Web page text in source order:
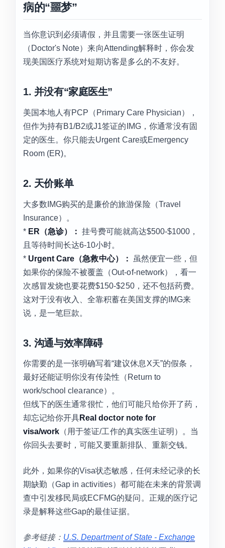
病的“噩梦”
当你意识到必须请假，并且需要一张医生证明
（Doctor's Note）来向Attending解释时，你会发
现美国医疗系统对短期访客是多么的不友好。
1. 并没有“家庭医生”
美国本地人有PCP（Primary Care Physician），
但作为持有B1/B2或J1签证的IMG，你通常没有固
定的医生。你只能去Urgent Care或Emergency
Room (ER)。
2. 天价账单
大多数IMG购买的是廉价的旅游保险（Travel
Insurance）。
* ER（急诊）： 挂号费可能就高达$500-$1000，
且等待时间长达6-10小时。
* Urgent Care（急救中心）：
虽然便宜一些，但
如果你的保险不被覆盖（Out-of-network），看一
次感冒发烧也要花费$150-$250，还不包括药费。
这对于没有收入、全靠积蓄在美国支撑的IMG来
说，是一笔巨款。
3. 沟通与效率障碍
你需要的是一张明确写着“建议休息X天”的假条，
最好还能证明你没有传染性（Return to
work/school clearance）。
但线下的医生通常很忙，他们可能只给你开了药，
却忘记给你开具Real doctor note for
visa/work （用于签证/工作的真实医生证明）。当
你回头去要时，可能又要重新排队、重新交钱。
此外，如果你的Visa状态敏感，任何未经记录的长
期缺勤（Gap in activities）都可能在未来的背景调
查中引发移民局或ECFMG的疑问。正规的医疗记
录是解释这些Gap的最佳证据。
参考链接： U.S. Department of State - Exchange